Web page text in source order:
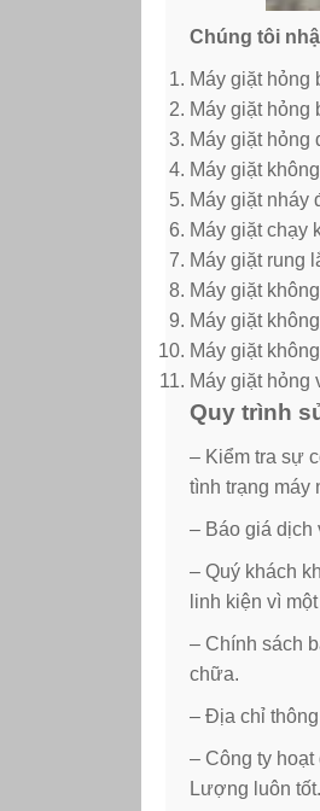
Chúng tôi
Máy giặt hỏng
Máy giặt hỏng
Máy giặt hỏng
Máy giặt
Máy giặt nháy
Máy giặt chạy
Máy giặt rung
Máy giặt
Máy giặt
Máy giặt
Máy giặt hỏng
Quy trình
– Kiểm tra sự
tình trạng máy
– Báo giá dịch
– Quý khách
linh kiện vì
– Chính sách
chữa.
– Địa chỉ
– Công ty
Lượng luôn tốt.